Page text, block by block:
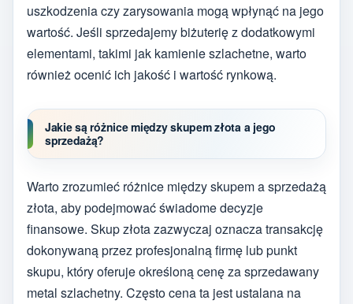
uszkodzenia czy zarysowania mogą wpłynąć na jego
wartość. Jeśli sprzedajemy biżuterię z dodatkowymi
elementami, takimi jak kamienie szlachetne, warto
również ocenić ich jakość i wartość rynkową.
Jakie są różnice między skupem złota a jego
sprzedażą?
Warto zrozumieć różnice między skupem a sprzedażą
złota, aby podejmować świadome decyzje
finansowe. Skup złota zazwyczaj oznacza transakcję
dokonywaną przez profesjonalną firmę lub punkt
skupu, który oferuje określoną cenę za sprzedawany
metal szlachetny. Często cena ta jest ustalana na